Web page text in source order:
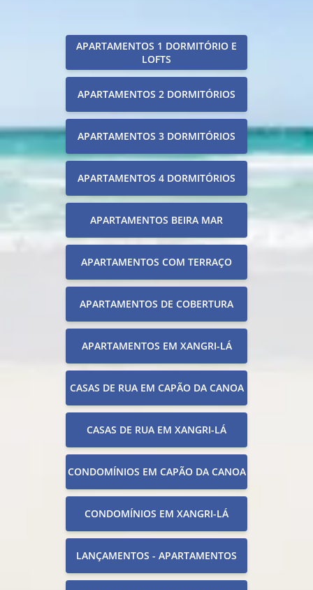
APARTAMENTOS 1 DORMITÓRIO E
LOFTS
APARTAMENTOS 2 DORMITÓRIOS
APARTAMENTOS 3 DORMITÓRIOS
APARTAMENTOS 4 DORMITÓRIOS
APARTAMENTOS BEIRA MAR
APARTAMENTOS COM TERRAÇO
APARTAMENTOS DE COBERTURA
APARTAMENTOS EM XANGRI-LÁ
CASAS DE RUA EM CAPÃO DA CANOA
CASAS DE RUA EM XANGRI-LÁ
CONDOMÍNIOS EM CAPÃO DA CANOA
CONDOMÍNIOS EM XANGRI-LÁ
LANÇAMENTOS - APARTAMENTOS